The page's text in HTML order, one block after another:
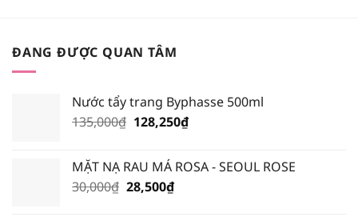
ĐANG ĐƯỢC QUAN TÂM
Nước tẩy trang Byphasse 500ml
135,000₫ Giá
135,000₫.
128,250₫Giá
là:
MẶT NẠ RAU MÁ ROSA - SEOUL ROSE
30,000₫ Giá
28,500₫Giá